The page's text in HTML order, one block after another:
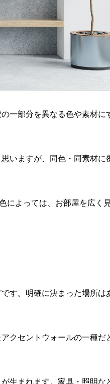
一部分を異なる色や素材に
いますが、同色・同素材に
によっては、お部屋を広く
す。明確に決まった場所は
クセントウォールの一種だ
生まれます。家具・照明な